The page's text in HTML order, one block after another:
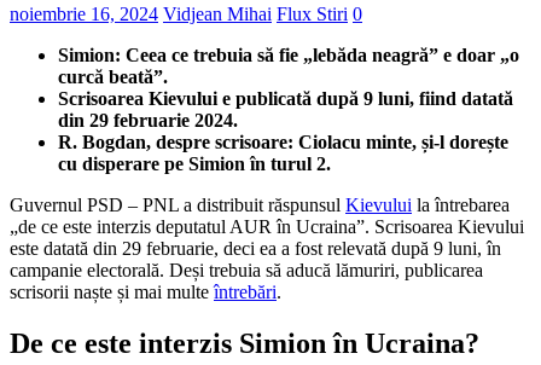
noiembrie 16, 2024 Vidjean Mihai Flux Stiri 0
Simion: Ceea ce trebuia să fie „lebăda neagră” e doar „o
curcă beată”.
Scrisoarea Kievului e publicată după 9 luni, fiind datată
din 29 februarie 2024.
R. Bogdan, despre scrisoare: Ciolacu minte, și-l dorește
cu disperare pe Simion în turul 2.
Guvernul PSD – PNL a distribuit răspunsul Kievului la întrebarea
„de ce este interzis deputatul AUR în Ucraina”. Scrisoarea Kievului
este datată din 29 februarie, deci ea a fost relevată după 9 luni, în
campanie electorală. Deși trebuia să aducă lămuriri, publicarea
scrisorii naște și mai multeîntrebări.
De ce este interzis Simion în Ucraina?